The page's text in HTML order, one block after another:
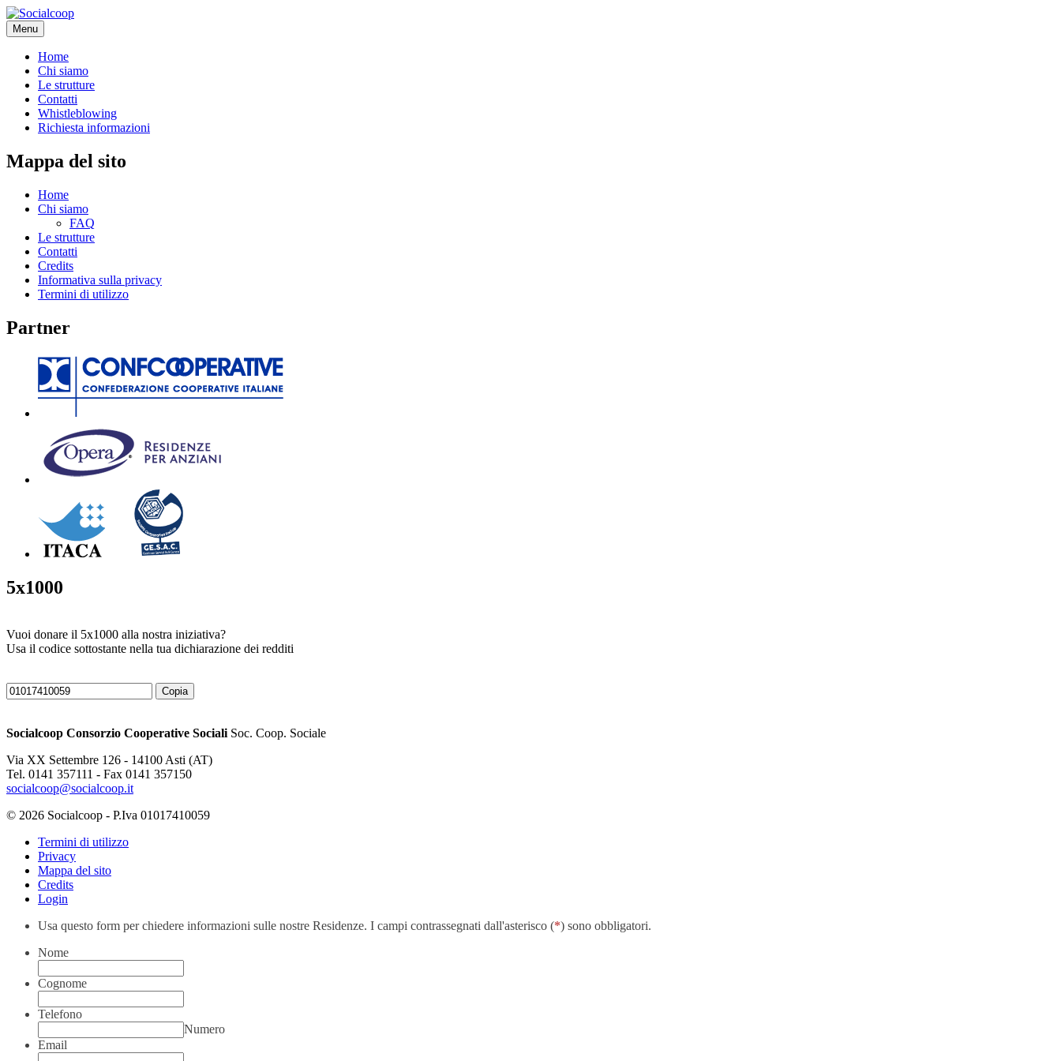
Menu
Home
Chi siamo
Le strutture
Contatti
Whistleblowing
Richiesta informazioni
Mappa del sito
Home
Chi siamo
FAQ
Le strutture
Contatti
Credits
Informativa sulla privacy
Termini di utilizzo
Partner
5x1000
Vuoi donare il 5x1000 alla nostra iniziativa?
Usa il codice sottostante nella tua dichiarazione dei redditi
Copia
Socialcoop Consorzio Cooperative SocialiSoc. Coop. Sociale
Via XX Settembre 126 - 14100 Asti (AT)
Tel. 0141 357111 - Fax 0141 357150
socialcoop@socialcoop.it
© 2026 Socialcoop - P.Iva 01017410059
Termini di utilizzo
Privacy
Mappa del sito
Credits
Login
Usa questo form per chiedere informazioni sulle nostre Residenze. I campi contrassegnati dall'asterisco (*) sono obbligatori.
Nome
Cognome
Telefono
Numero
Email